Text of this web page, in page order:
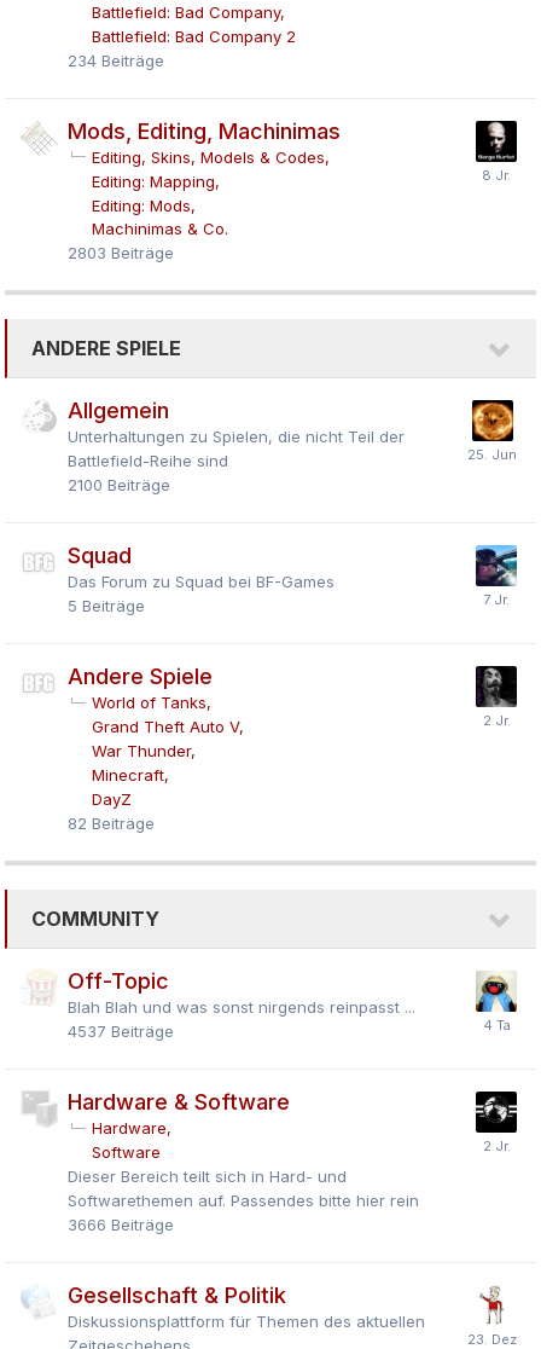
Battlefield: Bad Company
Battlefield: Bad Company 2
234 Beiträge
Mods, Editing, Machinimas
Editing, Skins, Models & Codes
Editing: Mapping
Editing: Mods
Machinimas & Co.
2803 Beiträge
ANDERE SPIELE
Allgemein
Unterhaltungen zu Spielen, die nicht Teil der
Battlefield-Reihe sind
2100 Beiträge
Squad
Das Forum zu Squad bei BF-Games
5 Beiträge
Andere Spiele
World of Tanks
Grand Theft Auto V
War Thunder
Minecraft
DayZ
82 Beiträge
COMMUNITY
Off-Topic
Blah Blah und was sonst nirgends reinpasst ...
4537 Beiträge
Hardware & Software
Hardware
Software
Dieser Bereich teilt sich in Hard- und
Softwarethemen auf. Passendes bitte hier rein
3666 Beiträge
Gesellschaft & Politik
Diskussionsplattform für Themen des aktuellen